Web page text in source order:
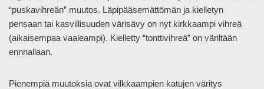
“puskavihreän” muutos. Läpipääsemättömän ja kielletyn
pensaan tai kasvillisuuden värisävy on nyt kirkkaampi vihreä
(aikaisempaa vaaleampi). Kielletty “tonttivihreä” on väriltään
ennnallaan.
Pienempiä muutoksia ovat vilkkaampien katujen väritys